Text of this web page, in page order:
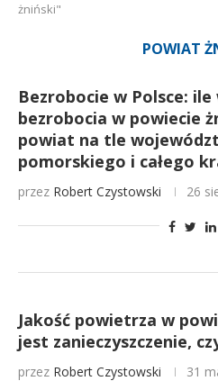
żniński"
POWIAT
Bezrobocie w Polsce:
bezrobocia w powiecie
powiat na tle
pomorskiego i całego
przez Robert Czystowski 26
Jakość powietrza w
jest zanieczyszczenie,
przez Robert Czystowski 31